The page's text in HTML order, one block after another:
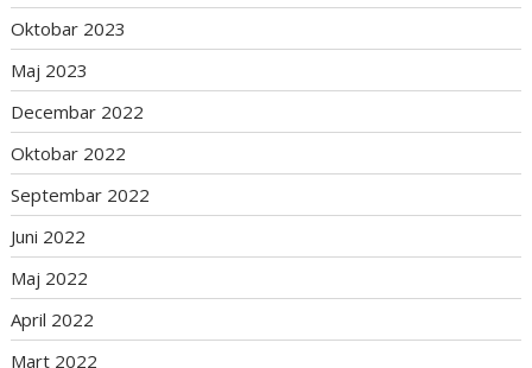
Oktobar 2023
Maj 2023
Decembar 2022
Oktobar 2022
Septembar 2022
Juni 2022
Maj 2022
April 2022
Mart 2022